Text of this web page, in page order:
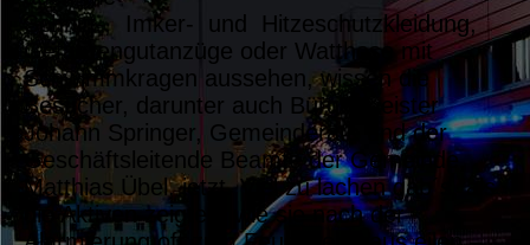
Schnitt-, Imker- und Hitzeschutzkleidung,
Gefahrengutanzüge oder Watthose mit
Schwimmkragen aussehen, wissen die
Besucher, darunter auch Bürgermeister
Johann Springer, Gemeinderäte und der
Geschäftsleitende Beamte der Gemeinde,
Matthias Übel, jetzt. Viel zu lachen gab´s, als
die Aktiven zeigten, wie sie nach der